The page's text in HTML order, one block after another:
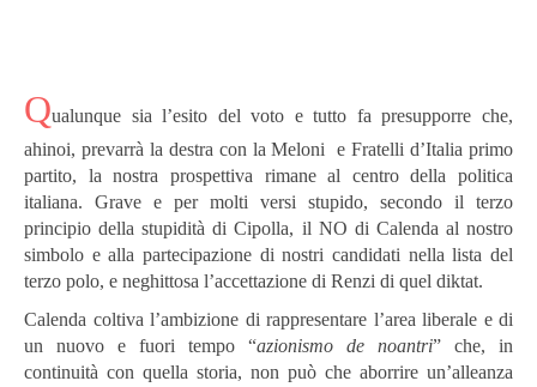
Qualunque sia l’esito del voto e tutto fa presupporre che,
ahinoi, prevarrà la destra con la Meloni e Fratelli d’Italia primo
partito, la nostra prospettiva rimane al centro della politica
italiana. Grave e per molti versi stupido, secondo il terzo
principio della stupidità di Cipolla, il NO di Calenda al nostro
simbolo e alla partecipazione di nostri candidati nella lista del
terzo polo, e neghittosa l’accettazione di Renzi di quel diktat.
Calenda coltiva l’ambizione di rappresentare l’area liberale e di
un nuovo e fuori tempo “azionismo de noantri” che, in
continuità con quella storia, non può che aborrire un’alleanza